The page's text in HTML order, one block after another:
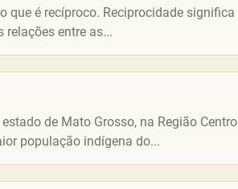
que é recíproco. Reciprocidade significa
relações entre as...
de Mato Grosso, na Região Centro
população indígena do...